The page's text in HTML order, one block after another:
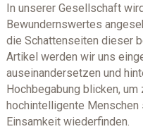
In unserer Gesellschaft
Bewundernswertes
die Schattenseiten dieser
Artikel werden wir uns
auseinandersetzen und
Hochbegabung blicken, um
hochintelligente Menschen
Einsamkeit wiederfinden.